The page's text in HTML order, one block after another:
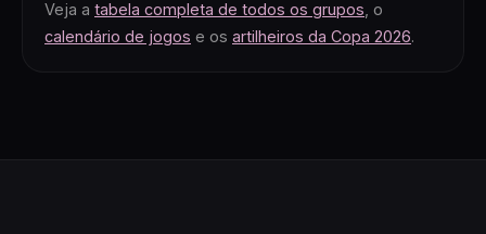
Veja a tabela completa de todos os grupos , o
calendário de jogos e os artilheiros da Copa 2026.